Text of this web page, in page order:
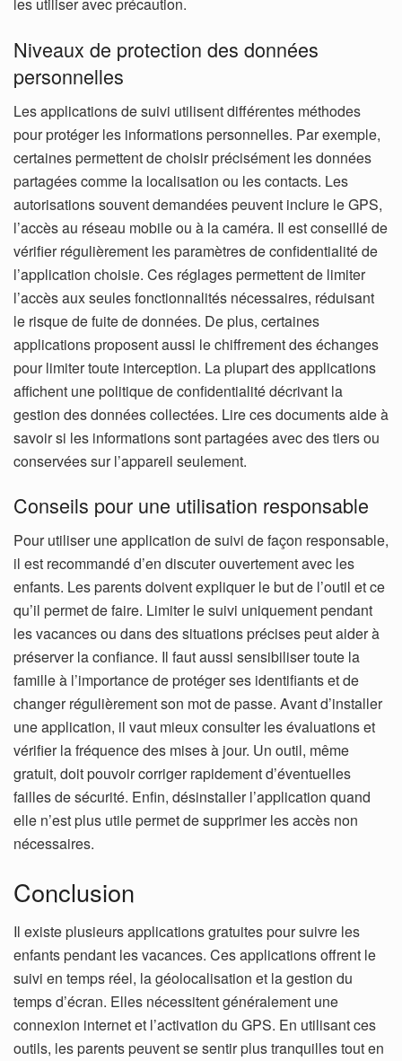
les utiliser avec précaution.
Niveaux de protection des données
personnelles
Les applications de suivi utilisent différentes méthodes
pour protéger les informations personnelles. Par exemple,
certaines permettent de choisir précisément les données
partagées comme la localisation ou les contacts. Les
autorisations souvent demandées peuvent inclure le GPS,
l’accès au réseau mobile ou à la caméra. Il est conseillé de
vérifier régulièrement les paramètres de confidentialité de
l’application choisie. Ces réglages permettent de limiter
l’accès aux seules fonctionnalités nécessaires, réduisant
le risque de fuite de données. De plus, certaines
applications proposent aussi le chiffrement des échanges
pour limiter toute interception. La plupart des applications
affichent une politique de confidentialité décrivant la
gestion des données collectées. Lire ces documents aide à
savoir si les informations sont partagées avec des tiers ou
conservées sur l’appareil seulement.
Conseils pour une utilisation responsable
Pour utiliser une application de suivi de façon responsable,
il est recommandé d’en discuter ouvertement avec les
enfants. Les parents doivent expliquer le but de l’outil et ce
qu’il permet de faire. Limiter le suivi uniquement pendant
les vacances ou dans des situations précises peut aider à
préserver la confiance. Il faut aussi sensibiliser toute la
famille à l’importance de protéger ses identifiants et de
changer régulièrement son mot de passe. Avant d’installer
une application, il vaut mieux consulter les évaluations et
vérifier la fréquence des mises à jour. Un outil, même
gratuit, doit pouvoir corriger rapidement d’éventuelles
failles de sécurité. Enfin, désinstaller l’application quand
elle n’est plus utile permet de supprimer les accès non
nécessaires.
Conclusion
Il existe plusieurs applications gratuites pour suivre les
enfants pendant les vacances. Ces applications offrent le
suivi en temps réel, la géolocalisation et la gestion du
temps d’écran. Elles nécessitent généralement une
connexion internet et l’activation du GPS. En utilisant ces
outils, les parents peuvent se sentir plus tranquilles tout en